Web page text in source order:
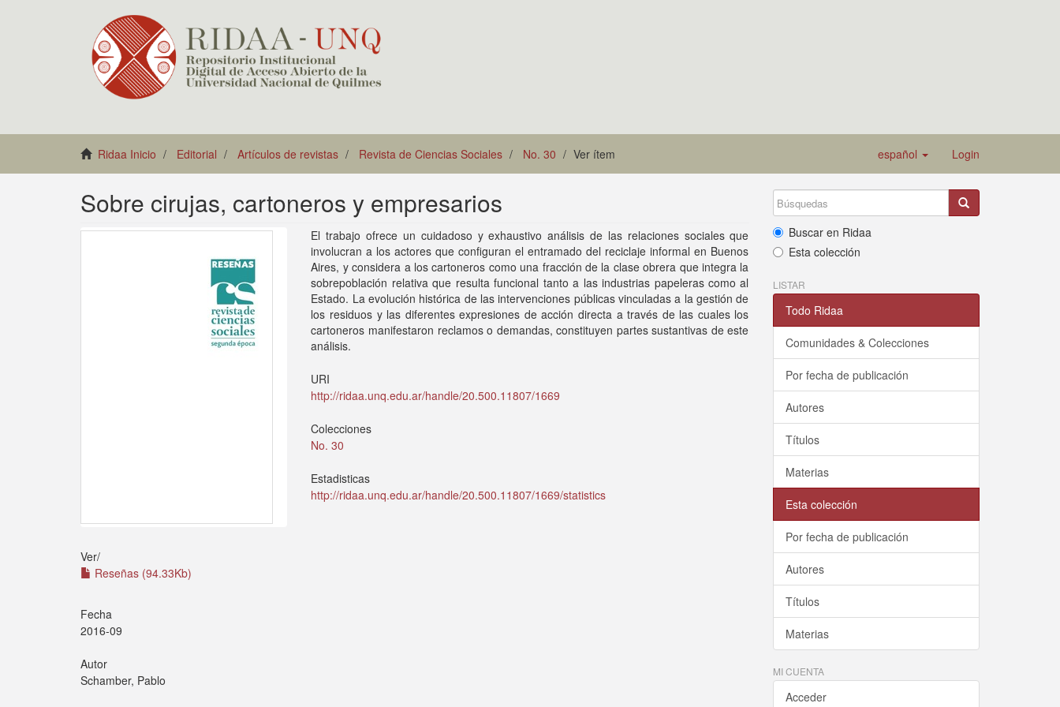
Ridaa Inicio Editorial Artículos de revistas Revista de Ciencias Sociales No. 30 Ver ítem español Login
Sobre cirujas, cartoneros y empresarios
Ver/
Reseñas (94.33Kb)
Fecha
2016-09
Autor
Schamber, Pablo
El trabajo ofrece un cuidadoso y exhaustivo análisis de las relaciones sociales que
involucran a los actores que configuran el entramado del reciclaje informal en Buenos
Aires, y considera a los cartoneros como una fracción de la clase obrera que integra la
sobrepoblación relativa que resulta funcional tanto a las industrias papeleras como al
Estado. La evolución histórica de las intervenciones públicas vinculadas a la gestión de
los residuos y las diferentes expresiones de acción directa a través de las cuales los
cartoneros manifestaron reclamos o demandas, constituyen partes sustantivas de este
análisis.
URI
http://ridaa.unq.edu.ar/handle/20.500.11807/1669
Colecciones
No. 30
Estadisticas
http://ridaa.unq.edu.ar/handle/20.500.11807/1669/statistics
Buscar en Ridaa
Esta colección
LISTAR
Todo Ridaa
Comunidades & Colecciones
Por fecha de publicación
Autores
Títulos
Materias
Esta colección
Por fecha de publicación
Autores
Títulos
Materias
MI CUENTA
Acceder